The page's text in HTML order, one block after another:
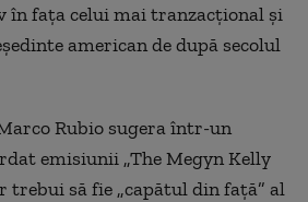
în faţa celui mai tranzacţional şi
american de după secolul
Rubio sugera într-un
emisiunii „The Megyn Kelly
trebui să fie „capătul din faţă” al